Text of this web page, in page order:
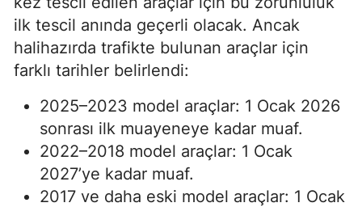
ilk tescil anında geçerli olacak. Ancak
halihazırda trafikte bulunan araçlar için
farklı tarihler belirlendi:
2025–2023 model araçlar: 1 Ocak 2026
sonrası ilk muayeneye kadar muaf.
2022–2018 model araçlar: 1 Ocak
2027’ye kadar muaf.
2017 ve daha eski model araçlar: 1 Ocak